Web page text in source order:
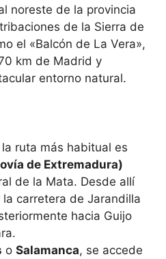
noreste de la provincia
de la Sierra de
el «Balcón de La Vera»,
km de Madrid y
entorno natural.
la ruta más habitual es
de Extremadura)
de la Mata. Desde allí
carretera de Jarandilla
hacia Guijo
o Salamanca, se accede